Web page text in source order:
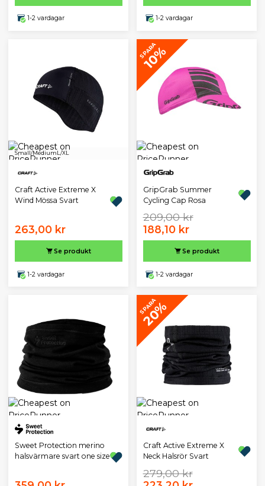
1-2 vardagar 1-2 vardagar
Small/Medium L/XL
Craft Active Extreme X
Wind Mössa Svart
263,00 kr
Se produkt
1-2 vardagar
SPARA
10%
GripGrab Summer
Cycling Cap Rosa
209,00 kr
188,10 kr
Se produkt
1-2 vardagar
Sweet Protection merino
halsvärmare svart one size
SPARA
20%
Craft Active Extreme X
Neck Halsrör Svart
279,00 kr